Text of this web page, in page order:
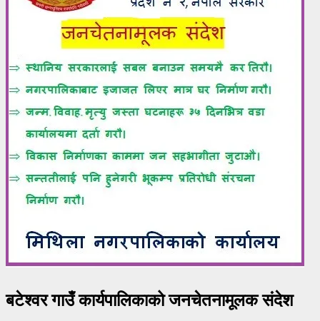
बटेश्वर गाउँ कार्यपालिकाको जनचेतनामूलक संदेश